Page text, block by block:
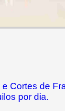
Cortes de
por dia.